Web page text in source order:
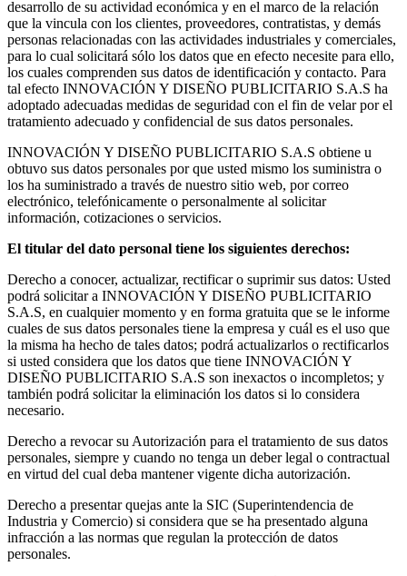
desarrollo de su actividad económica y en el marco de la relación
que la vincula con los clientes, proveedores, contratistas, y demás
personas relacionadas con las actividades industriales y comerciales,
para lo cual solicitará sólo los datos que en efecto necesite para ello,
los cuales comprenden sus datos de identificación y contacto. Para
tal efecto INNOVACIÓN Y DISEÑO PUBLICITARIO S.A.S ha
adoptado adecuadas medidas de seguridad con el fin de velar por el
tratamiento adecuado y confidencial de sus datos personales.
INNOVACIÓN Y DISEÑO PUBLICITARIO S.A.S obtiene u
obtuvo sus datos personales por que usted mismo los suministra o
los ha suministrado a través de nuestro sitio web, por correo
electrónico, telefónicamente o personalmente al solicitar
información, cotizaciones o servicios.
El titular del dato personal tiene los siguientes derechos:
Derecho a conocer, actualizar, rectificar o suprimir sus datos: Usted
podrá solicitar a INNOVACIÓN Y DISEÑO PUBLICITARIO
S.A.S, en cualquier momento y en forma gratuita que se le informe
cuales de sus datos personales tiene la empresa y cuál es el uso que
la misma ha hecho de tales datos; podrá actualizarlos o rectificarlos
si usted considera que los datos que tiene INNOVACIÓN Y
DISEÑO PUBLICITARIO S.A.S son inexactos o incompletos; y
también podrá solicitar la eliminación los datos si lo considera
necesario.
Derecho a revocar su Autorización para el tratamiento de sus datos
personales, siempre y cuando no tenga un deber legal o contractual
en virtud del cual deba mantener vigente dicha autorización.
Derecho a presentar quejas ante la SIC (Superintendencia de
Industria y Comercio) si considera que se ha presentado alguna
infracción a las normas que regulan la protección de datos
personales.